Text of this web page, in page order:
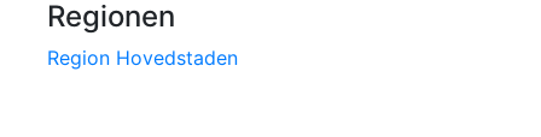
Regionen
Region Hovedstaden